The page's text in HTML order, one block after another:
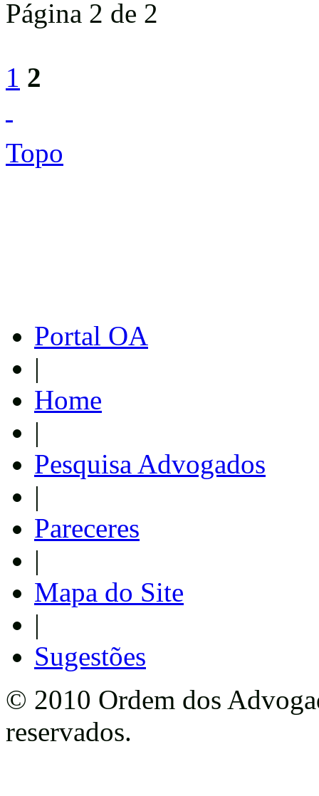
Página 2 de 2
1 2
Topo
Portal OA
|
Home
|
Pesquisa Advogados
|
Pareceres
|
Mapa do Site
|
Sugestões
© 2010 Ordem dos
reservados.